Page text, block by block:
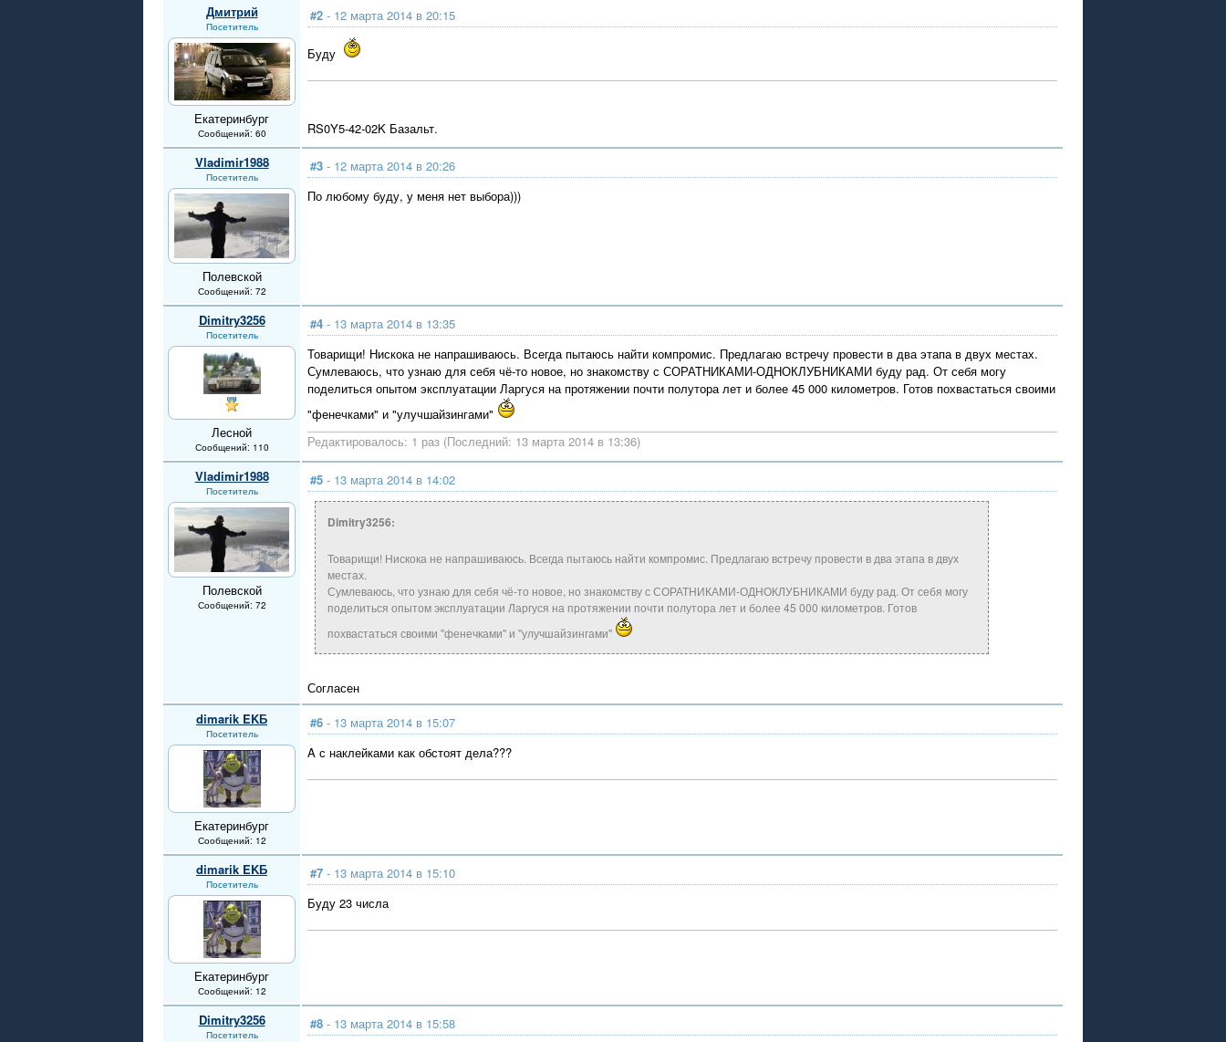
Дмитрий
Посетитель
Екатеринбург
Сообщений: 60
#2 - 12 марта 2014 в 20:15
Буду
RS0Y5-42-02K Базальт.
Vladimir1988
Посетитель
Полевской
Сообщений: 72
#3 - 12 марта 2014 в 20:26
По любому буду, у меня нет выбора)))
Dimitry3256
Посетитель
Лесной
Сообщений: 110
#4 - 13 марта 2014 в 13:35
Товарищи! Нискока не напрашиваюсь. Всегда пытаюсь найти компромис. Предлагаю встречу провести в два этапа в двух местах.
Сумлеваюсь, что узнаю для себя чё-то новое, но знакомству с СОРАТНИКАМИ-ОДНОКЛУБНИКАМИ буду рад. От себя могу
поделиться опытом эксплуатации Ларгуся на протяжении почти полутора лет и более 45 000 километров. Готов похвастаться своими
"фенечками" и "улучшайзингами"
Редактировалось: 1 раз (Последний: 13 марта 2014 в 13:36)
Vladimir1988
Посетитель
Полевской
Сообщений: 72
#5 - 13 марта 2014 в 14:02
Dimitry3256:
Товарищи! Нискока не напрашиваюсь. Всегда пытаюсь найти компромис. Предлагаю встречу провести в два этапа в двух
местах.
Сумлеваюсь, что узнаю для себя чё-то новое, но знакомству с СОРАТНИКАМИ-ОДНОКЛУБНИКАМИ буду рад. От себя могу
поделиться опытом эксплуатации Ларгуся на протяжении почти полутора лет и более 45 000 километров. Готов
похвастаться своими "фенечками" и "улучшайзингами"
Согласен
dimarik EKБ
Посетитель
Екатеринбург
Сообщений: 12
#6 - 13 марта 2014 в 15:07
A с наклейками как обстоят дела???
dimarik EKБ
Посетитель
Екатеринбург
Сообщений: 12
#7 - 13 марта 2014 в 15:10
Буду 23 числа
Dimitry3256
Посетитель
#8 - 13 марта 2014 в 15:58